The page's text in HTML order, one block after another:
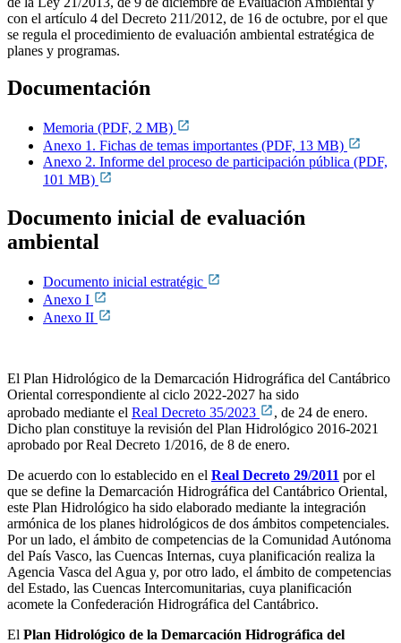
con el artículo 4 del Decreto 211/2012, de 16 de octubre, por el que
se regula el procedimiento de evaluación ambiental estratégica de
planes y programas.
Documentación
Memoria (PDF, 2 MB)
Anexo 1. Fichas de temas importantes (PDF, 13 MB)
Anexo 2. Informe del proceso de participación pública (PDF,
101 MB)
Documento inicial de evaluación
ambiental
Documento inicial estratégic
Anexo I
Anexo II
El Plan Hidrológico de la Demarcación Hidrográfica del Cantábrico
Oriental correspondiente al ciclo 2022-2027 ha sido
aprobado mediante el Real Decreto 35/2023
, de 24 de enero.
Dicho plan constituye la revisión del Plan Hidrológico 2016-2021
aprobado por Real Decreto 1/2016, de 8 de enero.
De acuerdo con lo establecido en el Real Decreto 29/2011 por el
que se define la Demarcación Hidrográfica del Cantábrico Oriental,
este Plan Hidrológico ha sido elaborado mediante la integración
armónica de los planes hidrológicos de dos ámbitos competenciales.
Por un lado, el ámbito de competencias de la Comunidad Autónoma
del País Vasco, las Cuencas Internas, cuya planificación realiza la
Agencia Vasca del Agua y, por otro lado, el ámbito de competencias
del Estado, las Cuencas Intercomunitarias, cuya planificación
acomete la Confederación Hidrográfica del Cantábrico.
El Plan Hidrológico de la Demarcación Hidrográfica del